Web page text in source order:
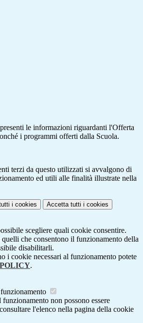
le informazioni riguardanti l'Offerta
i programmi offerti dalla Scuola.
terzi da questo utilizzati si avvalgono di
ed utili alle finalità illustrate nella
i cookies Accetta tutti i cookies
scegliere quali cookie consentire.
che consentono il funzionamento della
disabilitarli.
i cookie necessari al funzionamento potete
.
non possono essere
l'elenco nella pagina della cookie